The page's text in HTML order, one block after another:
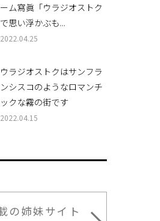
ーム寫眞「ウラジオストク
で思い浮かぶも...
2022.04.25
ウラジオストクはサンフラ
ンシスコのようなロマンチ
ックな霧の街です
2022.04.15
の姉妹サイト